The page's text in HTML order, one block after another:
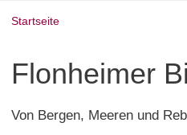
Startseite
Flonheimer
Von Bergen, Meeren und